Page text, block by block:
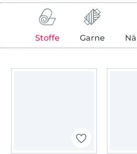
Stoffe Garne